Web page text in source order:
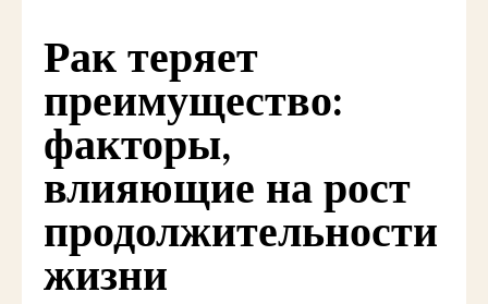
Рак теряет
преимущество:
факторы,
влияющие на рост
продолжительности
жизни